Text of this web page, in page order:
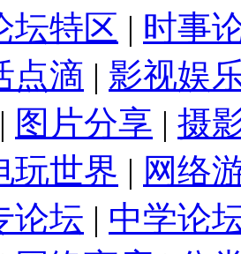
坛特区 | 时事
点滴 | 影视娱
| 图片分享 | 摄
玩世界 | 网络
论坛 | 中学论